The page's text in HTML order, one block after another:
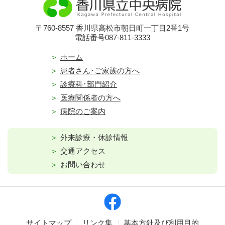
〒760-8557 香川県高松市朝日町一丁目2番1号
電話番号087-811-3333
ホーム
患者さん･ご家族の方へ
診療科･部門紹介
医療関係者の方へ
病院のご案内
外来診療・休診情報
交通アクセス
お問い合わせ
サイトマップ リンク集 基本方針及び利用目的